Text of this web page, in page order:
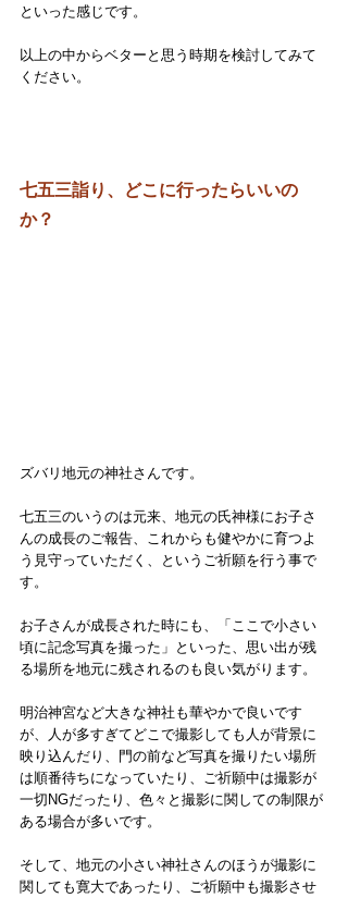
といった感じです。
以上の中からベターと思う時期を検討してみて
ください。
七五三詣り、どこに行ったらいいの
か？
ズバリ地元の神社さんです。
七五三のいうのは元来、地元の氏神様にお子さ
んの成長のご報告、これからも健やかに育つよ
う見守っていただく、というご祈願を行う事で
す。
お子さんが成長された時にも、「ここで小さい
頃に記念写真を撮った」といった、思い出が残
る場所を地元に残されるのも良い気がります。
明治神宮など大きな神社も華やかで良いです
が、人が多すぎてどこで撮影しても人が背景に
映り込んだり、門の前など写真を撮りたい場所
は順番待ちになっていたり、ご祈願中は撮影が
一切NGだったり、色々と撮影に関しての制限が
ある場合が多いです。
そして、地元の小さい神社さんのほうが撮影に
関しても寛大であったり、ご祈願中も撮影させ